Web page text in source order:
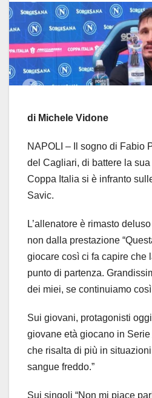
di Michele Vidone
NAPOLI – Il sogno di Fabio
del Cagliari, di battere la
Coppa Italia si è infranto
Savic.
L’allenatore è rimasto
non dalla prestazione
giocare così ci fa capire che
punto di partenza.
dei miei, se continuiamo
Sui giovani, protagonisti
giovane età giocano in
che risalta di più in
sangue freddo.”
Sui singoli “Non mi piace